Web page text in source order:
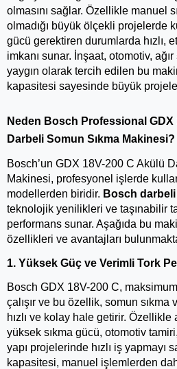
olmasını sağlar. Özellikle manuel
olmadığı büyük ölçekli projelerde
gücü gerektiren durumlarda hızlı,
imkanı sunar. İnşaat, otomotiv,
yaygın olarak tercih edilen bu
kapasitesi sayesinde büyük
Neden Bosch Professional GDX
Darbeli Somun Sıkma Makinesi?
Bosch’un GDX 18V-200 C Akülü
Makinesi, profesyonel işlerde
modellerden biridir. Bosch
teknolojik yenilikleri ve taşınabilir
performans sunar. Aşağıda bu
özellikleri ve avantajları
1. Yüksek Güç ve Verimli Tork
Bosch GDX 18V-200 C,
çalışır ve bu özellik, somun
hızlı ve kolay hale getirir.
yüksek sıkma gücü, otomotiv
yapı projelerinde hızlı iş yapmayı
kapasitesi, manuel işlemlerden